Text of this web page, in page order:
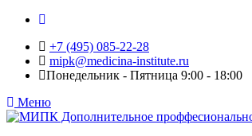
+7 (495) 085-22-28
mipk@medicina-institute.ru
Понедельник - Пятница 9:00 - 18:00
Меню